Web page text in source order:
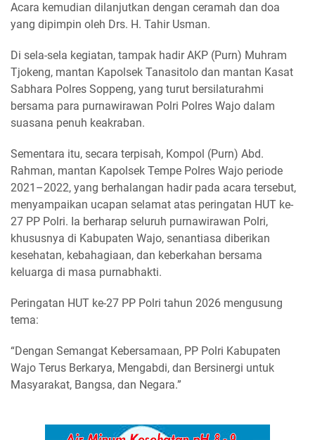
Acara kemudian dilanjutkan dengan ceramah dan doa
yang dipimpin oleh Drs. H. Tahir Usman.
Di sela-sela kegiatan, tampak hadir AKP (Purn) Muhram
Tjokeng, mantan Kapolsek Tanasitolo dan mantan Kasat
Sabhara Polres Soppeng, yang turut bersilaturahmi
bersama para purnawirawan Polri Polres Wajo dalam
suasana penuh keakraban.
Sementara itu, secara terpisah, Kompol (Purn) Abd.
Rahman, mantan Kapolsek Tempe Polres Wajo periode
2021–2022, yang berhalangan hadir pada acara tersebut,
menyampaikan ucapan selamat atas peringatan HUT ke-
27 PP Polri. Ia berharap seluruh purnawirawan Polri,
khususnya di Kabupaten Wajo, senantiasa diberikan
kesehatan, kebahagiaan, dan keberkahan bersama
keluarga di masa purnabhakti.
Peringatan HUT ke-27 PP Polri tahun 2026 mengusung
tema:
“Dengan Semangat Kebersamaan, PP Polri Kabupaten
Wajo Terus Berkarya, Mengabdi, dan Bersinergi untuk
Masyarakat, Bangsa, dan Negara.”